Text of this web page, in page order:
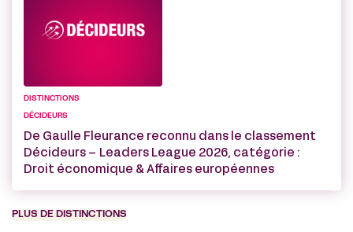
DISTINCTIONS
DÉCIDEURS
De Gaulle Fleurance reconnu dans le classement
Décideurs – Leaders League 2026, catégorie :
Droit économique & Affaires européennes
PLUS DE DISTINCTIONS